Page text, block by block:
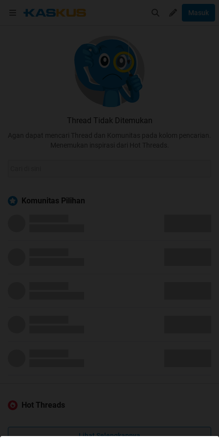
Masuk
Thread Tidak Ditemukan
Agan dapat mencari Thread dan Komunitas pada kolom pencarian.
Menemukan inspirasi dari Hot Threads.
Komunitas Pilihan
Hot Threads
Lihat Selengkapnya